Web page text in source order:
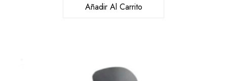
Añadir Al Carrito